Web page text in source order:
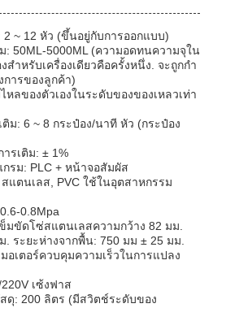
2 ~ 12 หัว (ขึ้นอยู่กับการออกแบบ)
: 50ML-5000ML (ความอดทนความจุใน
สําหรับเครื่องเดียวคือครั้งหนึ่ง. จะถูกกํา
ารของลูกค้า)
หลของตัวเองในระดับของของเหลวเท่า
ติม: 6 ~ 8 กระป๋อง/นาที หัว (กระป๋อง
รเติม: ± 1%
รม: PLC + หน้าจอสัมผัส
แตนเลส, PVC ใช้ในอุตสาหกรรม
0.8Mpa
มขัดโซ่สแตนเลสความกว้าง 82 มม.
. ระยะห่างจากพื้น: 750 มม ± 25 มม.
อเตอร์ควบคุมความเร็วในการแปลง
เซ้งฟาส
ดุ: 200 ลิตร (มีสวิตช์ระดับของ